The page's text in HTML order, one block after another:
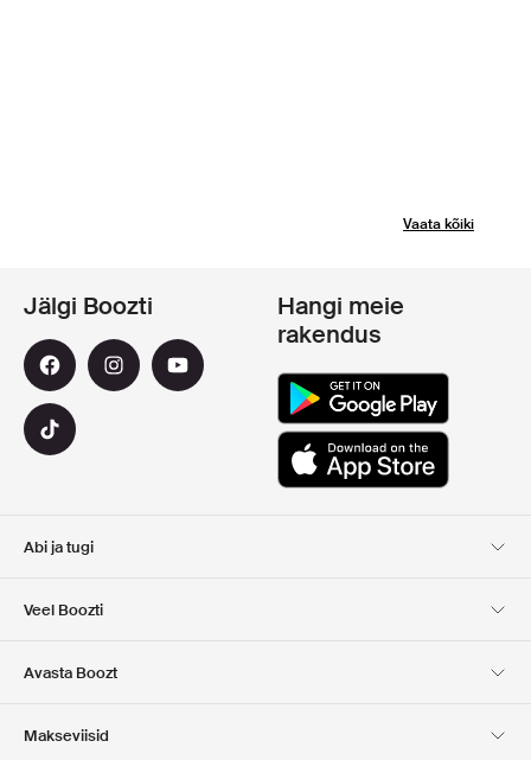
Vaata kõiki
Abi ja tugi
Veel Boozti
Club Boozt
Avasta Boozt
Jälgi Boozti
Hangi meie
rakendus
Makseviisid